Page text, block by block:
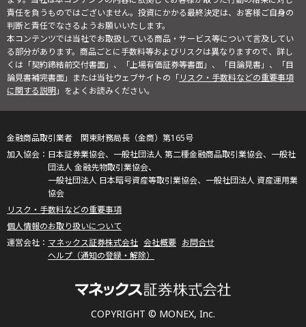
責任を負うものではございません。投資にかかる最終決定は、お客様ご自身の
判断と責任でなさるようお願いいたします。
本コンテンツでは当社でお取扱している商品・サービス等について言及してい
る部分があります。商品ごとに手数料等およびリスクは異なりますので、詳し
くは「契約締結前交付書面」、「上場有価証券等書面」、「目論見書」、「目
論見書補完書面」または当社ウェブサイトの「リスク・手数料などの重要事項
に関する説明」をよくお読みください。
COPYRIGHT © MONEX, Inc.
金融商品取引業者 関東財務局長（金商）第165号
日本証券業協会、一般社団法人 第二種金融商品取引業協会、一般社
団法人 金融先物取引業協会、
一般社団法人 日本暗号資産等取引業協会、一般社団法人 資産運用業
協会
リスク・手数料などの重要事項
個人情報のお取り扱いについて
マネックス証券株式会社 会社概要 お問合せ
ヘルプ（通知の登録・解除）